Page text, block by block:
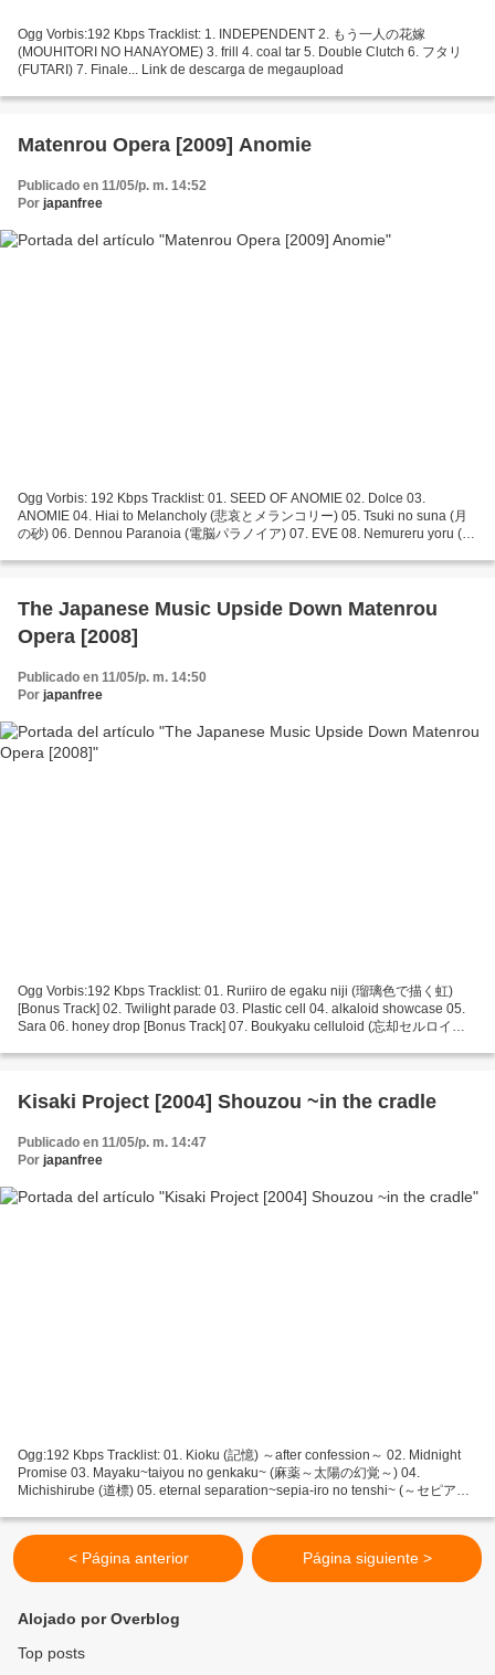
Ogg Vorbis:192 Kbps Tracklist: 1. INDEPENDENT 2. もう一人の花嫁
(MOUHITORI NO HANAYOME) 3. frill 4. coal tar 5. Double Clutch 6. フタリ
(FUTARI) 7. Finale... Link de descarga de megaupload
Matenrou Opera [2009] Anomie
Publicado en 11/05/p. m. 14:52
Por japanfree
Ogg Vorbis: 192 Kbps Tracklist: 01. SEED OF ANOMIE 02. Dolce 03.
ANOMIE 04. Hiai to Melancholy (悲哀とメランコリー) 05. Tsuki no suna (月
の砂) 06. Dennou Paranoia (電脳パラノイア) 07. EVE 08. Nemureru yoru (眠
The Japanese Music Upside Down Matenrou
Opera [2008]
Publicado en 11/05/p. m. 14:50
Por japanfree
Ogg Vorbis:192 Kbps Tracklist: 01. Ruriiro de egaku niji (瑠璃色で描く虹)
[Bonus Track] 02. Twilight parade 03. Plastic cell 04. alkaloid showcase 05.
Sara 06. honey drop [Bonus Track] 07. Boukyaku celluloid (忘却セルロイド)
Kisaki Project [2004] Shouzou ~in the cradle
Publicado en 11/05/p. m. 14:47
Por japanfree
Ogg:192 Kbps Tracklist: 01. Kioku (記憶) ～after confession～ 02. Midnight
Promise 03. Mayaku~taiyou no genkaku~ (麻薬～太陽の幻覚～) 04.
Michishirube (道標) 05. eternal separation~sepia-iro no tenshi~ (～セピア色
の花)...
< Página anterior Página siguiente >
Alojado por Overblog
Top posts